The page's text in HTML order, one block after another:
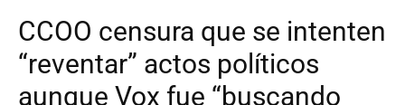
CCOO censura que se intenten
“reventar” actos políticos
aunque Vox fue “buscando